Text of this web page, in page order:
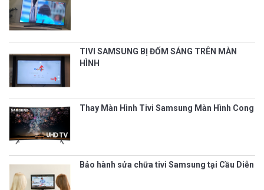
TIVI SAMSUNG BỊ ĐỐM SÁNG TRÊN MÀN
HÌNH
Thay Màn Hình Tivi Samsung Màn Hình Cong
Bảo hành sửa chữa tivi Samsung tại Cầu Diễn